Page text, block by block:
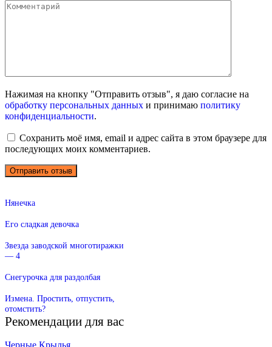
Нажимая на кнопку "Отправить отзыв", я даю согласие на
обработку персональных данных и принимаю политику
конфиденциальности.
Сохранить моё имя, email и адрес сайта в этом браузере для
последующих моих комментариев.
Нянечка
Его сладкая девочка
Звезда заводской многотиражки
— 4
Снегурочка для раздолбая
Измена. Простить, отпустить,
отомстить?
Рекомендации для вас
Черные Крылья